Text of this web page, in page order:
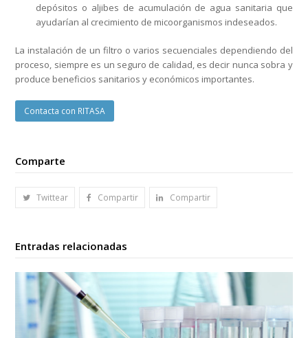
depósitos o aljibes de acumulación de agua sanitaria que
ayudarían al crecimiento de micoorganismos indeseados.
La instalación de un filtro o varios secuenciales dependiendo del
proceso, siempre es un seguro de calidad, es decir nunca sobra y
produce beneficios sanitarios y económicos importantes.
Contacta con RITASA
Comparte
Twittear Compartir Compartir
Entradas relacionadas